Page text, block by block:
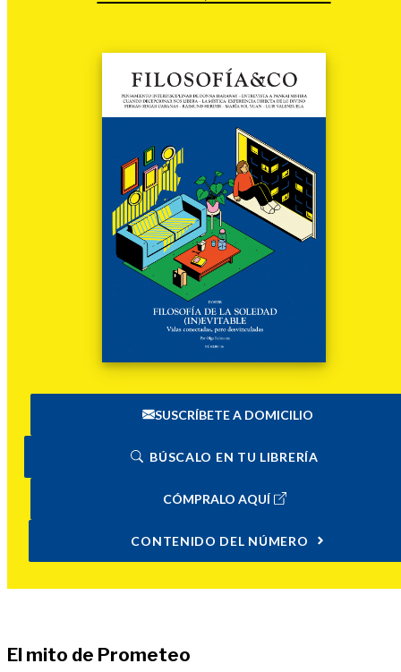
SUSCRÍBETE A DOMICILIO
BÚSCALO EN TU LIBRERÍA
CÓMPRALO AQUÍ
CONTENIDO DEL NÚMERO
El mito de Prometeo